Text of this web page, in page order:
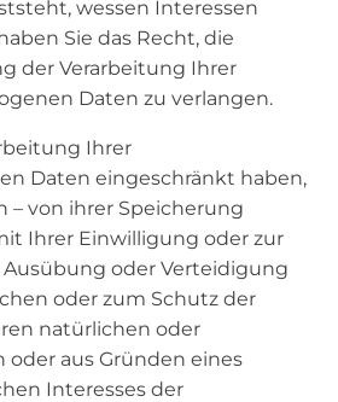
wessen Interessen
Sie das Recht, die
der Verarbeitung Ihrer
Daten zu verlangen.
Ihrer
Daten eingeschränkt haben,
– von ihrer Speicherung
Ihrer Einwilligung oder zur
oder Verteidigung
oder zum Schutz der
natürlichen oder
oder aus Gründen eines
Interesses der